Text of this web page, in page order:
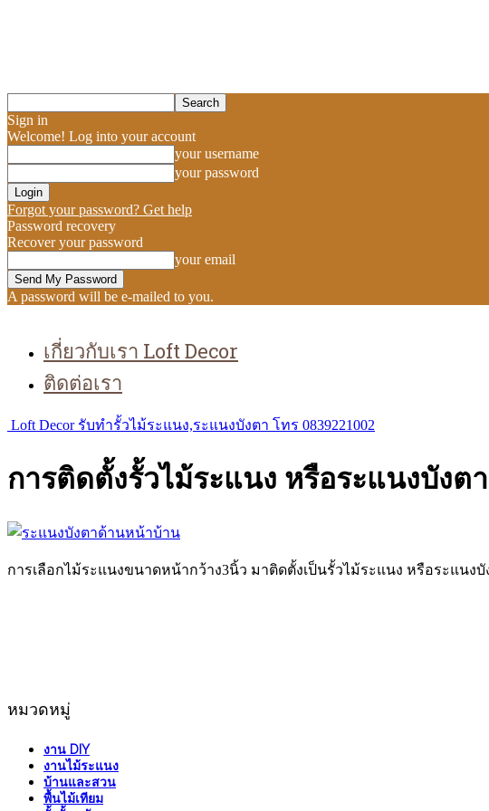
Sign in
Welcome! Log into your account
your username
your password
Forgot your password? Get help
Password recovery
Recover your password
your email
A password will be e-mailed to you.
เกี่ยวกับเรา Loft Decor
ติดต่อเรา
Loft Decor รับทำรั้วไม้ระแนง,ระแนงบังตา โทร 0839221002
การติดตั้งรั้วไม้ระแนง หรือระแนงบัง
การเลือกไม้ระแนงขนาดหน้ากว้าง3นิ้ว มาติดตั้งเป็นรั้วไม้ระแนง หรือระแน
หมวดหมู่
งาน DIY
งานไม้ระแนง
บ้านและสวน
พื้นไม้เทียม